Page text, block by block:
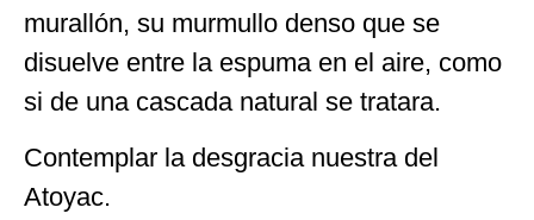
murallón, su murmullo denso que se
disuelve entre la espuma en el aire, como
si de una cascada natural se tratara.
Contemplar la desgracia nuestra del
Atoyac.